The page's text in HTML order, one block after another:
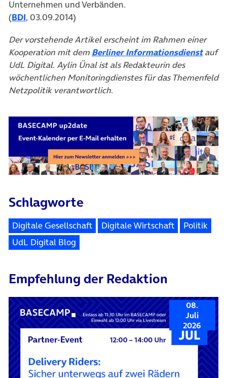
Unternehmen und Verbänden.
(BDI, 03.09.2014)
Der vorstehende Artikel erscheint im Rahmen einer
Kooperation mit dem Berliner Informationsdienstauf
UdL Digital. Aylin Ünal ist als Redakteurin des
wöchentlichen Monitoringdienstes für das Themenfeld
Netzpolitik verantwortlich.
Schlagworte
Digitale Gesellschaft Digitale Wirtschaft
Politik
UdL Digital Blog
Empfehlung der Redaktion
08.
Juli
2026